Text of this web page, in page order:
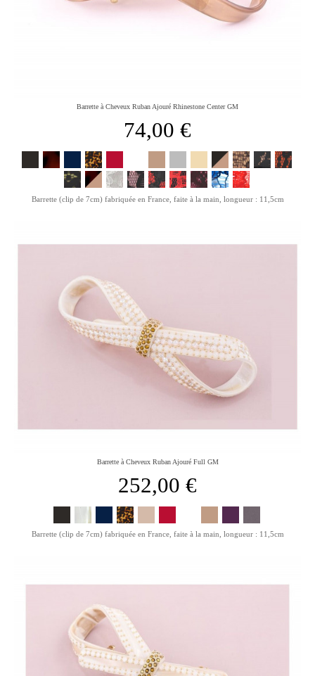
Barrette à Cheveux Ruban Ajouré Rhinestone Center GM
74,00 €
Barrette (clip de 7cm) fabriquée en France, faite à la main, longueur : 11,5cm
Barrette à Cheveux Ruban Ajouré Full GM
252,00 €
Barrette (clip de 7cm) fabriquée en France, faite à la main, longueur : 11,5cm